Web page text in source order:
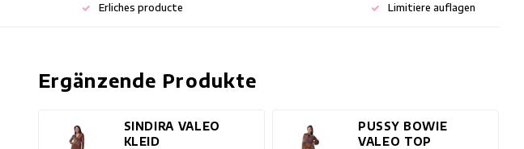
Erliches producte Limitiere auflagen
Ergänzende Produkte
SINDIRA VALEO
KLEID
PUSSY BOWIE
VALEO TOP